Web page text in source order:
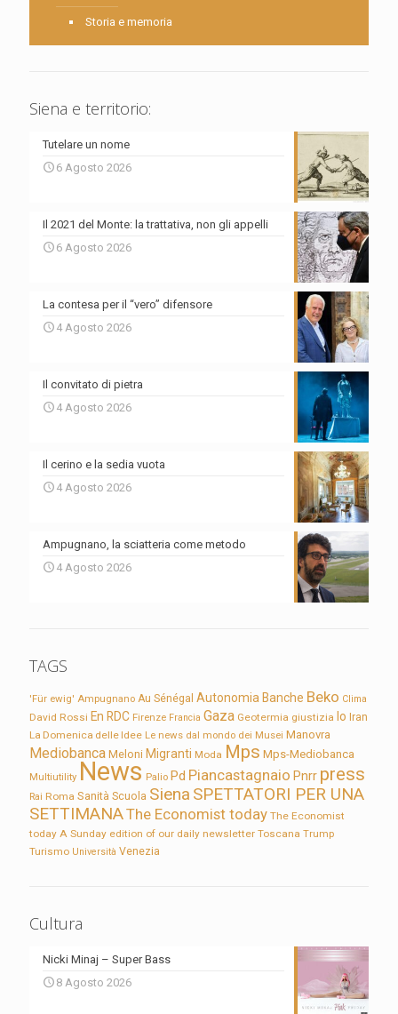
Storia e memoria
Siena e territorio:
Tutelare un nome
6 Agosto 2026
Il 2021 del Monte: la trattativa, non gli appelli
6 Agosto 2026
La contesa per il “vero” difensore
4 Agosto 2026
Il convitato di pietra
4 Agosto 2026
Il cerino e la sedia vuota
4 Agosto 2026
Ampugnano, la sciatteria come metodo
4 Agosto 2026
TAGS
'Für ewig' Ampugnano Au Sénégal Autonomia Banche Beko Clima
David Rossi En RDC Firenze Francia Gaza Geotermia giustizia Io Iran
La Domenica delle Idee Le news dal mondo dei Musei Manovra
Mediobanca Meloni Migranti Moda Mps Mps-Mediobanca
Multiutility News Palio Pd Piancastagnaio Pnrr press
Rai Roma Sanità Scuola Siena SPETTATORI PER UNA
SETTIMANAThe Economist today The Economist
today A Sunday edition of our daily newsletter Toscana Trump
Turismo Università Venezia
Cultura
Nicki Minaj – Super Bass
8 Agosto 2026